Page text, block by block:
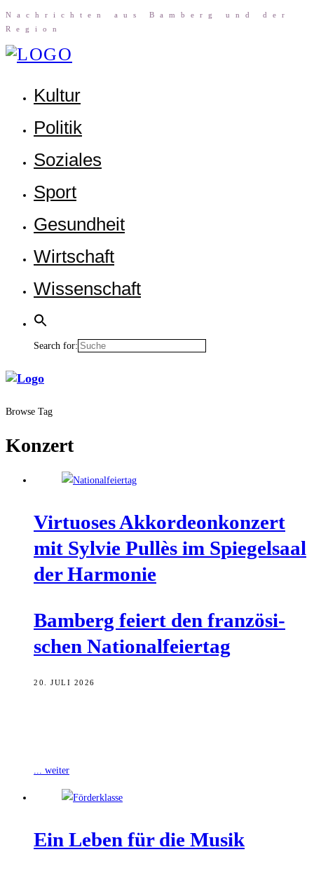
Nach­rich­ten aus Bam­berg und der
Region
Kul­tur
Poli­tik
Sozia­les
Sport
Gesund­heit
Wirt­schaft
Wis­sen­schaft
Search for:
Browse Tag
Konzert
Vir­tuo­ses Akkor­de­on­kon­zert
mit Syl­vie Pul­lès im Spie­gel­saal
der Harmonie
Bam­berg fei­ert den fran­zö­si­
schen Nationalfeiertag
20. JULI 2026
... weiter
Ein Leben für die Musik